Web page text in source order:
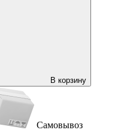
В корзину
Самовывоз